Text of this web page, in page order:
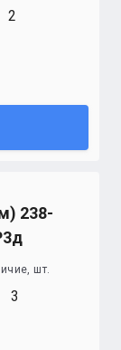
2
238-
шт.
3